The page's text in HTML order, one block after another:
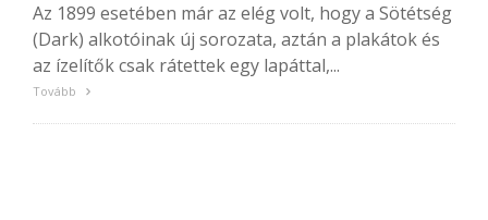
Az 1899 esetében már az elég volt, hogy a Sötétség
(Dark) alkotóinak új sorozata, aztán a plakátok és
az ízelítők csak rátettek egy lapáttal,...
Tovább